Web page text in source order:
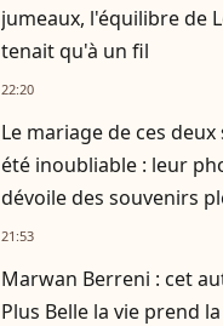
jumeaux, l'équilibre de
tenait qu'à un fil
22:20
Le mariage de ces
été inoubliable : leur
dévoile des souvenirs
21:53
Marwan Berreni : cet
Plus Belle la vie prend